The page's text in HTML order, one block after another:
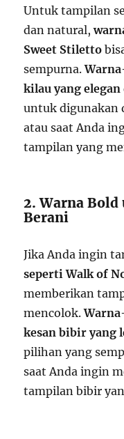
Untuk tampilan
dan natural,
Sweet Stiletto
sempurna.
kilau yang elegan
untuk digunakan
atau saat Anda
tampilan yang
2. Warna
Berani
Jika Anda ingin
seperti Walk of
memberikan
mencolok.
kesan bibir yang
pilihan yang
saat Anda ingin
tampilan bibir